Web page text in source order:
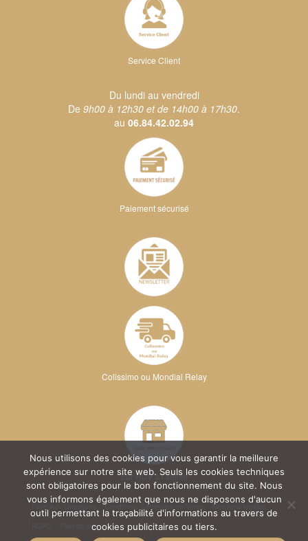
Service Client
Du lundi au vendredi
De 9h00 à 12h30 et de 14h00 à 17h30.
au 06.84.42.02.94
Paiement sécurisé
Colissimo ou Mondial Relay
Sur RDV à l'atelier
Conditions Générales de Vente
Mentions légales
Plan du site
Nous utilisons des cookies pour vous garantir la meilleure
expérience sur notre site web. Seuls les cookies techniques
sont obligatoires pour le bon fonctionnement du site. Nous
vous informons également que nous ne disposons d'aucun
outil permettant la traçabilité d'informations au travers de
cookies publicitaires ou tiers.